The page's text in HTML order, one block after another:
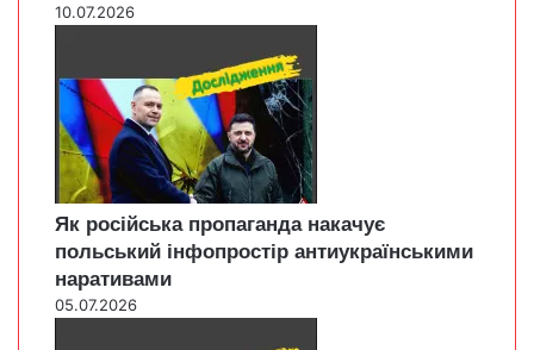
10.07.2026
Як російська пропаганда накачує
польський інфопростір антиукраїнськими
наративами
05.07.2026